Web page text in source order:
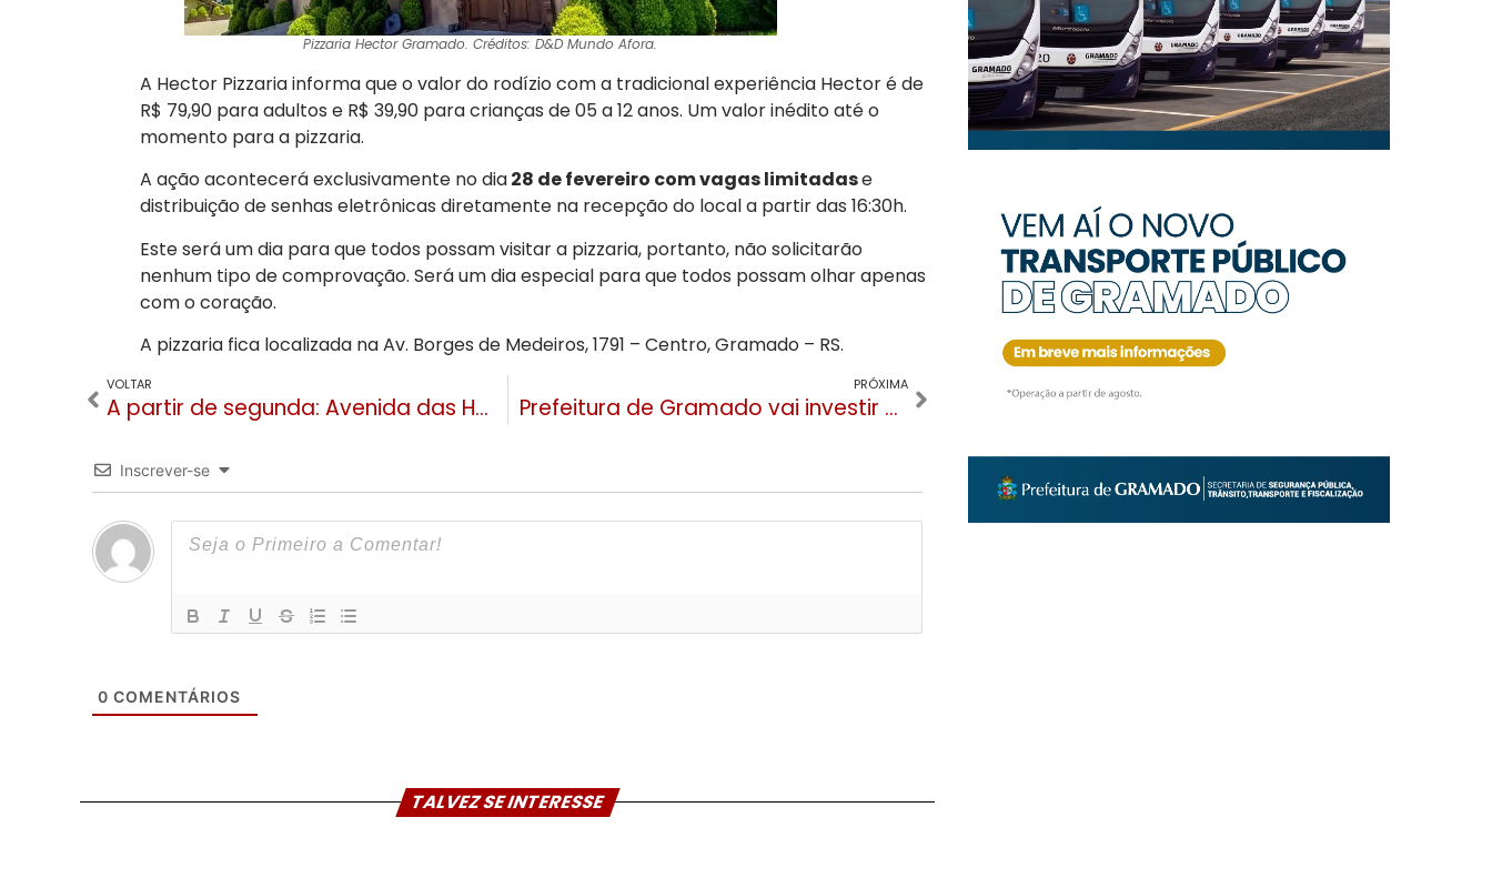
Pizzaria Hector Gramado. Créditos: D&D Mundo Afora.
A Hector Pizzaria informa que o valor do rodízio com a tradicional experiência Hector é de
R$ 79,90 para adultos e R$ 39,90 para crianças de 05 a 12 anos. Um valor inédito até o
momento para a pizzaria.
A ação acontecerá exclusivamente no dia28 de fevereiro com vagas limitadase
distribuição de senhas eletrônicas diretamente na recepção do local a partir das 16:30h.
Este será um dia para que todos possam visitar a pizzaria, portanto, não solicitarão
nenhum tipo de comprovação. Será um dia especial para que todos possam olhar apenas
com o coração.
A pizzaria fica localizada na Av. Borges de Medeiros, 1791 – Centro, Gramado – RS.
VOLTAR
A partir de segunda: Avenida das Hortênsias terá trânsito em meia pista até abril
PRÓXIMA
Prefeitura de Gramado vai investir R$ 5 milhões em asfalto em oito ruas no Vale dos Pinheiros
Inscrever-se
0 COMENTÁRIOS
TALVEZ SE INTERESSE